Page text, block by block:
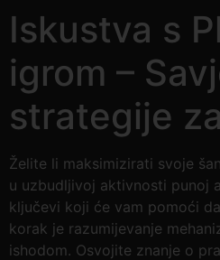
Iskustva s
igrom –
strategije
Želite li maksimizirati svoje
u uzbudljivoj aktivnosti punoj
ključevi koji će vam pomoći da
korak je razumijevanje
ishodom. Osvojite znanje o